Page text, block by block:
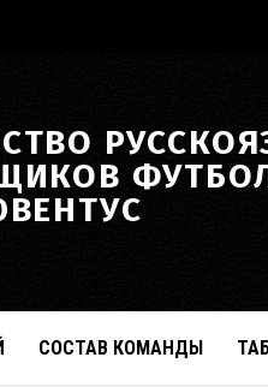
СОСТАВ КОМАНДЫ